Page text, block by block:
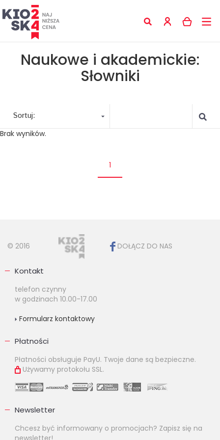
Naukowe i akademickie:
Słowniki
Sortuj:
Brak wyników.
1
© 2016 DOŁĄCZ DO NAS
Kontakt
telefon czynny
w godzinach 10.00-17.00
Formularz kontaktowy
Płatności
Płatności obsługuje PayU. Twoje dane są bezpieczne.
Używamy protokołu SSL.
Newsletter
Chcesz być informowany o promocjach? Zapisz się na